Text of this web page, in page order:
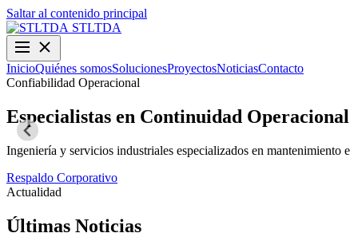
Saltar al contenido principal
STLTDA
InicioQuiénes somosSolucionesProyectosNoticiasContacto
Confiabilidad Operacional
Especialistas en Continuidad Operacional
Ingeniería y servicios industriales especializados en
Respaldo Corporativo
Actualidad
Últimas Noticias